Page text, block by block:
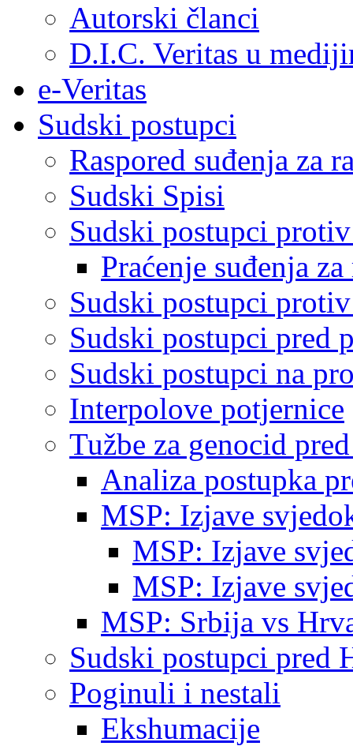
Autorski članci
D.I.C. Veritas u
e-Veritas
Sudski postupci
Raspored suđenja za
Sudski Spisi
Sudski postupci
Praćenje suđenja
Sudski postupci
Sudski postupci pred
Sudski postupci na
Interpolove potjernice
Tužbe za genocid
Analiza postupka
MSP: Izjave
MSP: Izjave
MSP: Izjave
MSP: Srbija vs
Sudski postupci pred
Poginuli i nestali
Ekshumacije